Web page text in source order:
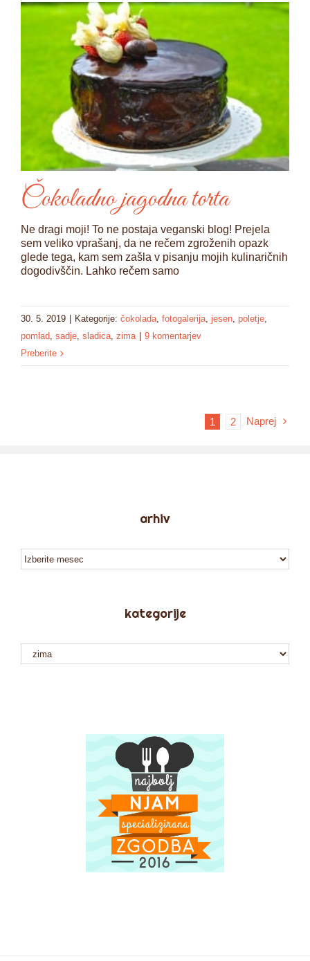
Čokoladno jagodna torta
Ne dragi moji! To ne postaja veganski blog! Prejela
sem veliko vprašanj, da ne rečem zgroženih opazk
glede tega, kam sem zašla v pisanju mojih kulinaričnih
dogodivščin. Lahko rečem samo
30. 5. 2019 Kategorije: čokolada, fotogalerija, jesen, poletje,
pomlad, sadje, sladica, zima
9 komentarjev
Preberite
1 2 Naprej
arhiv
arhiv
kategorije
kategorije